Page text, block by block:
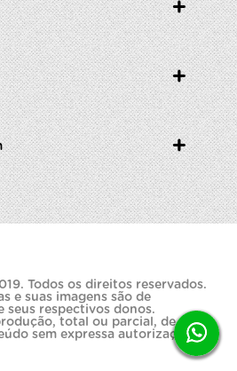
Todos os direitos reservados.
e suas imagens são de
seus respectivos donos.
total ou parcial, de
sem expressa autorização.